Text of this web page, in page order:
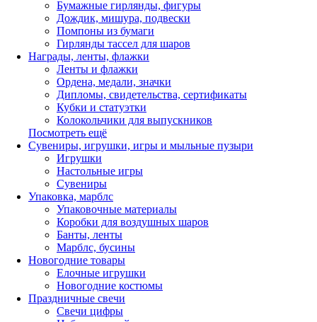
Бумажные гирлянды, фигуры
Дождик, мишура, подвески
Помпоны из бумаги
Гирлянды тассел для шаров
Награды, ленты, флажки
Ленты и флажки
Ордена, медали, значки
Дипломы, свидетельства, сертификаты
Кубки и статуэтки
Колокольчики для выпускников
Посмотреть ещё
Сувениры, игрушки, игры и мыльные пузыри
Игрушки
Настольные игры
Сувениры
Упаковка, марблс
Упаковочные материалы
Коробки для воздушных шаров
Банты, ленты
Марблс, бусины
Новогодние товары
Елочные игрушки
Новогодние костюмы
Праздничные свечи
Свечи цифры